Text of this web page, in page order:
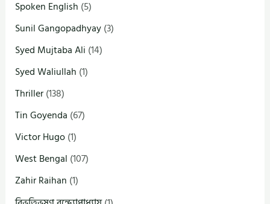
Spoken English (5)
Sunil Gangopadhyay(3)
Syed Mujtaba Ali (14)
Syed Waliullah (1)
Thriller(138)
Tin Goyenda (67)
Victor Hugo(1)
West Bengal (107)
Zahir Raihan (1)